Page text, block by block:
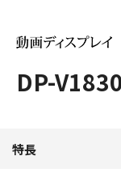
DP-
特長